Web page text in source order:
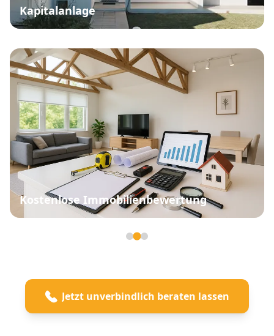
Kapitalanlage
Kostenlose Immobilienbewertung
Jetzt unverbindlich beraten lassen